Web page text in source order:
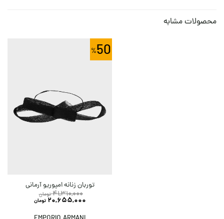
محصولات مشابه
50
توربان زنانه امپوریو آرمانی
41,310,000 تومان
20,655,000 تومان